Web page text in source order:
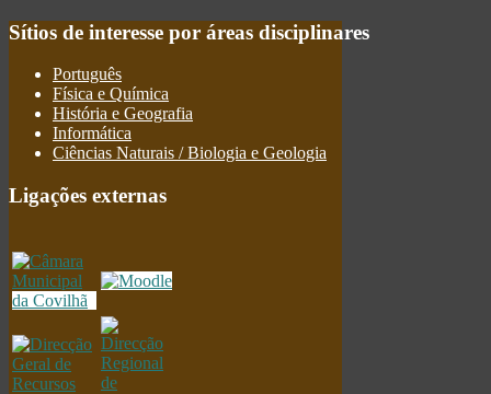
Sítios de interesse por áreas disciplinares
Português
Física e Química
História e Geografia
Informática
Ciências Naturais / Biologia e Geologia
Ligações externas